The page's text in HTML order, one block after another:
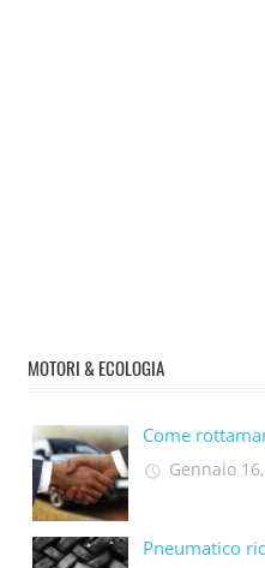
MOTORI & ECOLOGIA
Come
Gennaio
Pneumatico